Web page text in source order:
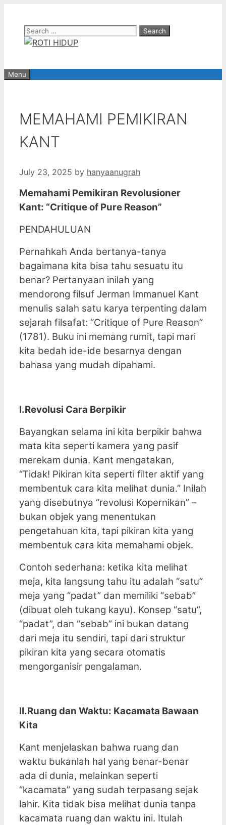
contentSearch
for:
Menu
MEMAHAMI PEMIKIRAN
KANT
July 23, 2025 by hanyaanugrah
Memahami Pemikiran Revolusioner
Kant: “Critique of Pure Reason”
PENDAHULUAN
Pernahkah Anda bertanya-tanya
bagaimana kita bisa tahu sesuatu itu
benar? Pertanyaan inilah yang
mendorong filsuf Jerman Immanuel Kant
menulis salah satu karya terpenting dalam
sejarah filsafat: “Critique of Pure Reason”
(1781). Buku ini memang rumit, tapi mari
kita bedah ide-ide besarnya dengan
bahasa yang mudah dipahami.
I.Revolusi Cara Berpikir
Bayangkan selama ini kita berpikir bahwa
mata kita seperti kamera yang pasif
merekam dunia. Kant mengatakan,
“Tidak! Pikiran kita seperti filter aktif yang
membentuk cara kita melihat dunia.” Inilah
yang disebutnya “revolusi Kopernikan” –
bukan objek yang menentukan
pengetahuan kita, tapi pikiran kita yang
membentuk cara kita memahami objek.
Contoh sederhana: ketika kita melihat
meja, kita langsung tahu itu adalah “satu”
meja yang “padat” dan memiliki “sebab”
(dibuat oleh tukang kayu). Konsep “satu”,
“padat”, dan “sebab” ini bukan datang
dari meja itu sendiri, tapi dari struktur
pikiran kita yang secara otomatis
mengorganisir pengalaman.
II.Ruang dan Waktu: Kacamata Bawaan
Kita
Kant menjelaskan bahwa ruang dan
waktu bukanlah hal yang benar-benar
ada di dunia, melainkan seperti
“kacamata” yang sudah terpasang sejak
lahir. Kita tidak bisa melihat dunia tanpa
kacamata ruang dan waktu ini. Itulah